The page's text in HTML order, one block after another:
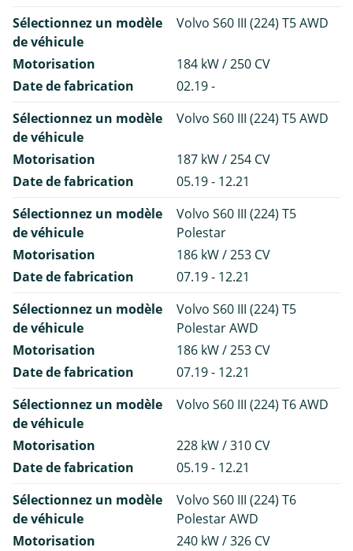
Sélectionnez un modèle
de véhicule
Volvo S60 III (224) T5 AWD
Motorisation
184 kW / 250 CV
Date de fabrication
02.19 -
Sélectionnez un modèle
de véhicule
Volvo S60 III (224) T5 AWD
Motorisation
187 kW / 254 CV
Date de fabrication
05.19 - 12.21
Sélectionnez un modèle
de véhicule
Volvo S60 III (224) T5
Polestar
Motorisation
186 kW / 253 CV
Date de fabrication
07.19 - 12.21
Sélectionnez un modèle
de véhicule
Volvo S60 III (224) T5
Polestar AWD
Motorisation
186 kW / 253 CV
Date de fabrication
07.19 - 12.21
Sélectionnez un modèle
de véhicule
Volvo S60 III (224) T6 AWD
Motorisation
228 kW / 310 CV
Date de fabrication
05.19 - 12.21
Sélectionnez un modèle
de véhicule
Volvo S60 III (224) T6
Polestar AWD
Motorisation
240 kW / 326 CV